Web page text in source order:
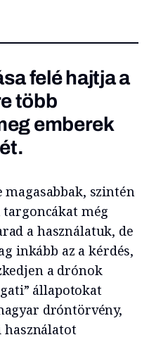
felé hajtja a
több
emberek
szintén
targoncákat még
a használatuk, de
inkább az a kérdés,
a drónok
állapotokat
dróntörvény,
használatot